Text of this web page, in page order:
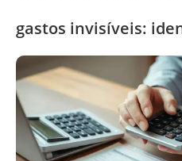
gastos invisíveis: